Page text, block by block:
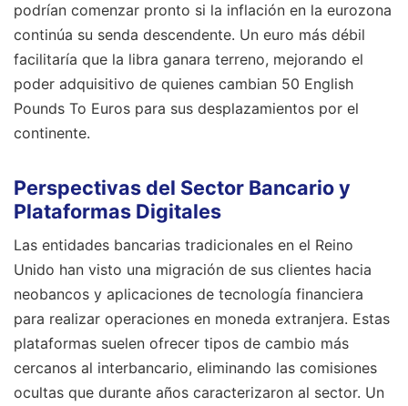
podrían comenzar pronto si la inflación en la eurozona
continúa su senda descendente. Un euro más débil
facilitaría que la libra ganara terreno, mejorando el
poder adquisitivo de quienes cambian 50 English
Pounds To Euros para sus desplazamientos por el
continente.
Perspectivas del Sector Bancario y
Plataformas Digitales
Las entidades bancarias tradicionales en el Reino
Unido han visto una migración de sus clientes hacia
neobancos y aplicaciones de tecnología financiera
para realizar operaciones en moneda extranjera. Estas
plataformas suelen ofrecer tipos de cambio más
cercanos al interbancario, eliminando las comisiones
ocultas que durante años caracterizaron al sector. Un